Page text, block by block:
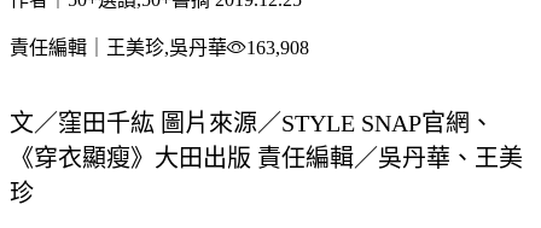
責任編輯｜王美珍,吳丹華 163,908
文／窪田千紘 圖片來源／STYLE SNAP官網、
《穿衣顯瘦》大田出版 責任編輯／吳丹華、王美
珍